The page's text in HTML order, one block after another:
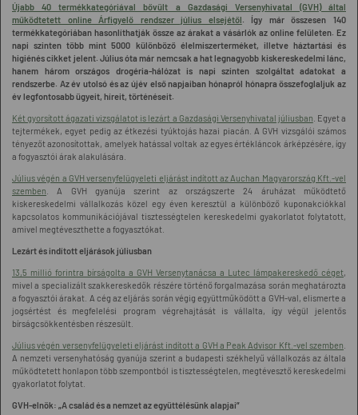
Újabb 40 termékkategóriával bővült a Gazdasági Versenyhivatal (GVH) által
működtetett online Árfigyelő rendszer július elsejétől. Így már összesen 140
termékkategóriában hasonlíthatják össze az árakat a vásárlók az online felületen. Ez
napi szinten több mint 5000 különböző élelmiszerterméket, illetve háztartási és
higiénés cikket jelent. Július óta már nemcsak a hat legnagyobb kiskereskedelmi lánc,
hanem három országos drogéria-hálózat is napi szinten szolgáltat adatokat a
rendszerbe. Az év utolsó és az újév első napjaiban hónapról hónapra összefoglaljuk az
év legfontosabb ügyeit, híreit, történéseit.
Két gyorsított ágazati vizsgálatot is lezárt a Gazdasági Versenyhivatal júliusban . Egyet a
tejtermékek, egyet pedig az étkezési tyúktojás hazai piacán. A GVH vizsgálói számos
tényezőt azonosítottak, amelyek hatással voltak az egyes értékláncok árképzésére, így
a fogyasztói árak alakulására.
Július végén a GVH versenyfelügyeleti eljárást indított az Auchan Magyarország Kft.-vel
szemben . A GVH gyanúja szerint az országszerte 24 áruházat működtető
kiskereskedelmi vállalkozás közel egy éven keresztül a különböző kuponakciókkal
kapcsolatos kommunikációjával tisztességtelen kereskedelmi gyakorlatot folytatott,
amivel megtéveszthette a fogyasztókat.
Lezárt és indított eljárások júliusban
13,5 millió forintra bírságolta a GVH Versenytanácsa a Lutec lámpakereskedő céget,
mivel a specializált szakkereskedők részére történő forgalmazása során meghatározta
a fogyasztói árakat. A cég az eljárás során végig együttműködött a GVH-val, elismerte a
jogsértést és megfelelési program végrehajtását is vállalta, így végül jelentős
bírságcsökkentésben részesült.
Július végén versenyfelügyeleti eljárást indított a GVH a Peak Advisor Kft.-vel szemben
A nemzeti versenyhatóság gyanúja szerint a budapesti székhelyű vállalkozás az általa
működtetett honlapon több szempontból is tisztességtelen, megtévesztő kereskedelmi
gyakorlatot folytat.
GVH-elnök: „A család és a nemzet az együttélésünk alapjai”